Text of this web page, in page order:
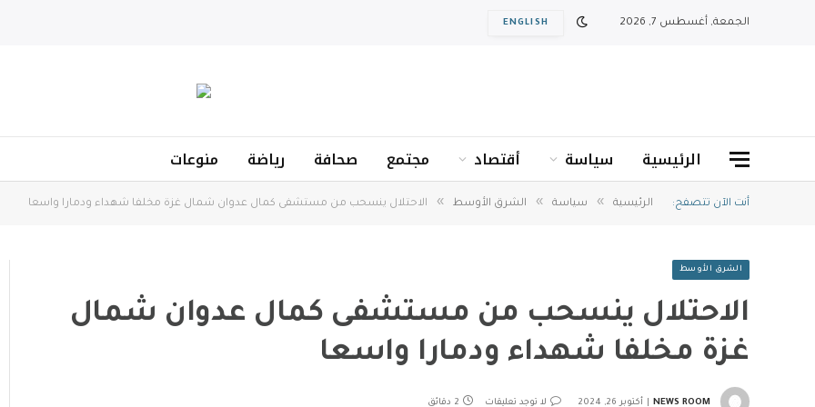
الجمعة, أغسطس 7, 2026 ENGLISH
الرئيسية سياسة أقتصاد مجتمع صحافة رياضة منوعات
أنت الآن تتصفح: الرئيسية » سياسة » الشرق الأوسط » الاحتلال ينسحب من مستشفى كمال عدوان شمال غزة مخلفا شهداء ودمارا واسعا
الشرق الأوسط
الاحتلال ينسحب من مستشفى كمال عدوان شمال
غزة مخلفا شهداء ودمارا واسعا
NEWS ROOM أكتوبر 26, 2024 لا توجد تعليقات 2 دقائق